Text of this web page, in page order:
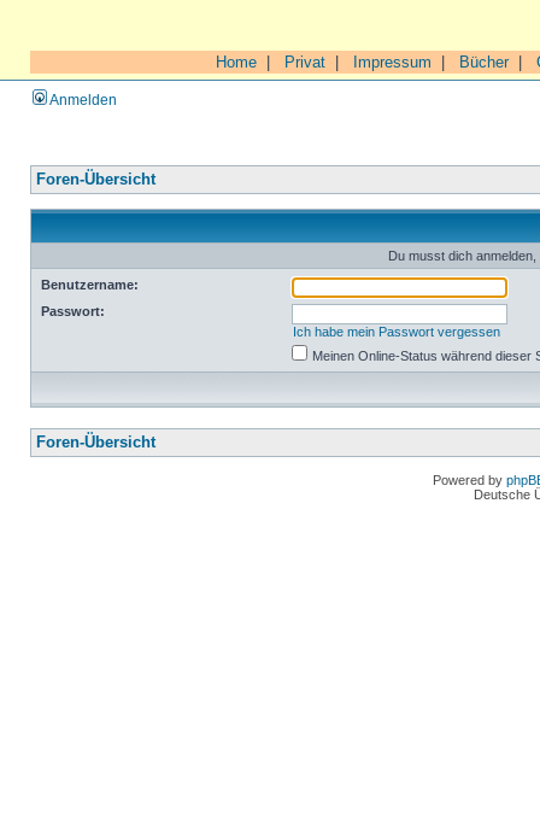
Home Privat Impressum Bücher|
Anmelden
Foren-Übersicht
Du musst dich
Benutzername:
Passwort:
Ich habe mein Passwort vergessen
Meinen Online-Status während dieser
Foren-Übersicht
Powered by
Deutsche